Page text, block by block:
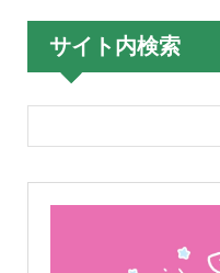
サイト内検索